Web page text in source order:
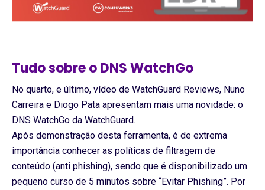
Tudo sobre oDNS WatchGo
No quarto, e último, vídeo de WatchGuard Reviews, Nuno
Carreira e Diogo Pata apresentam mais uma novidade: o
DNS WatchGo da WatchGuard.
Após demonstração desta ferramenta, é de extrema
importância conhecer as políticas de filtragem de
conteúdo (anti phishing), sendo que é disponibilizado um
pequeno curso de 5 minutos sobre “Evitar Phishing”. Por